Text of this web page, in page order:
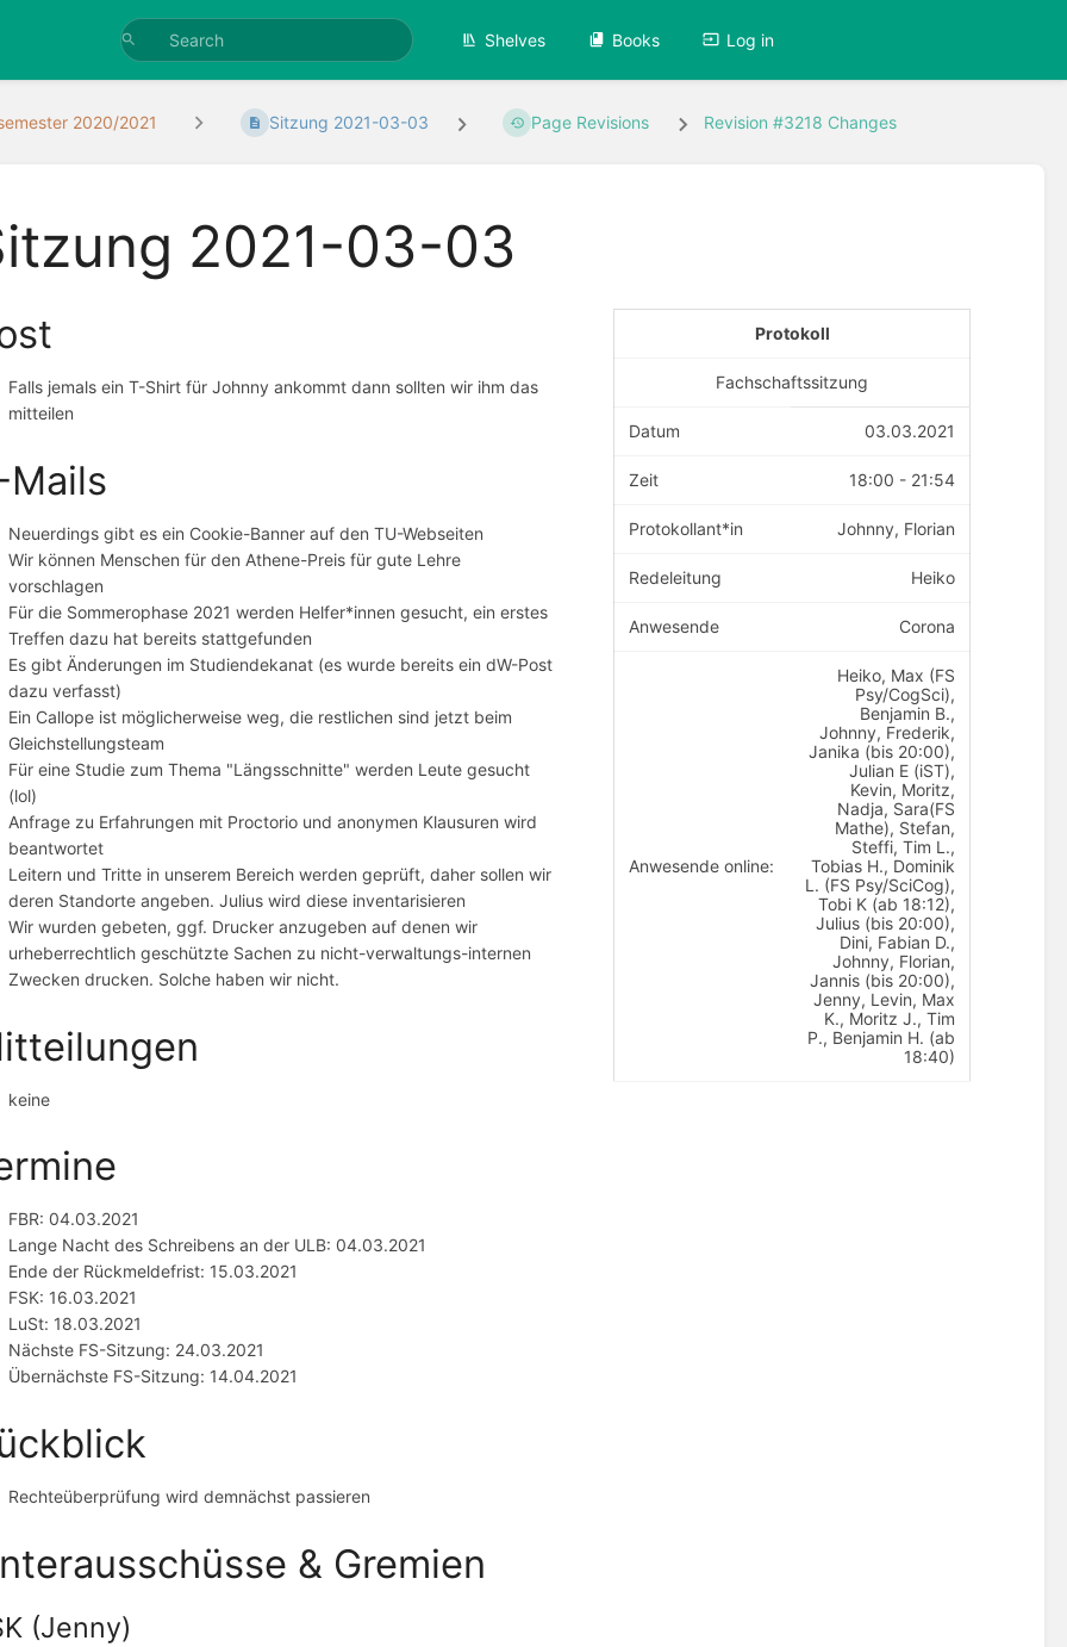
Shelves Books Log in
2020/2021 Sitzung 2021-03-03 Page Revisions Revision #3218 Changes
2021-03-03
Protokoll
Fachschaftssitzung
Datum 03.03.2021
Zeit 18:00 - 21:54
Protokollant*in Johnny, Florian
Redeleitung Heiko
Anwesende Corona
Anwesende online:
Heiko, Max (FS
Psy/CogSci),
Benjamin B.,
Johnny, Frederik,
Janika (bis 20:00),
Julian E (iST),
Kevin, Moritz,
Nadja, Sara(FS
Mathe), Stefan,
Steffi, Tim L.,
Tobias H., Dominik
L. (FS Psy/SciCog),
Tobi K (ab 18:12),
Julius (bis 20:00),
Dini, Fabian D.,
Johnny, Florian,
Jannis (bis 20:00),
Jenny, Levin, Max
K., Moritz J., Tim
P., Benjamin H. (ab
18:40)
Falls jemals ein T-Shirt für Johnny ankommt dann sollten wir ihm das
mitteilen
Mails
Neuerdings gibt es ein Cookie-Banner auf den TU-Webseiten
Wir können Menschen für den Athene-Preis für gute Lehre
vorschlagen
Für die Sommerophase 2021 werden Helfer*innen gesucht, ein erstes
Treffen dazu hat bereits stattgefunden
Es gibt Änderungen im Studiendekanat (es wurde bereits ein dW-Post
dazu verfasst)
Ein Callope ist möglicherweise weg, die restlichen sind jetzt beim
Gleichstellungsteam
Für eine Studie zum Thema "Längsschnitte" werden Leute gesucht
(lol)
Anfrage zu Erfahrungen mit Proctorio und anonymen Klausuren wird
beantwortet
Leitern und Tritte in unserem Bereich werden geprüft, daher sollen wir
deren Standorte angeben. Julius wird diese inventarisieren
Wir wurden gebeten, ggf. Drucker anzugeben auf denen wir
urheberrechtlich geschützte Sachen zu nicht-verwaltungs-internen
Zwecken drucken. Solche haben wir nicht.
keine
FBR: 04.03.2021
Lange Nacht des Schreibens an der ULB: 04.03.2021
Ende der Rückmeldefrist: 15.03.2021
FSK: 16.03.2021
LuSt: 18.03.2021
Nächste FS-Sitzung: 24.03.2021
Übernächste FS-Sitzung: 14.04.2021
Rechteüberprüfung wird demnächst passieren
& Gremien
(Jenny)